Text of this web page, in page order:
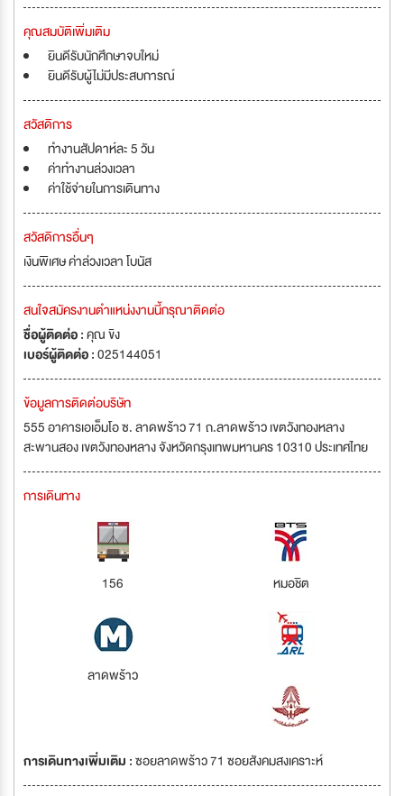
คุณสมบัติเพิ่มเติม
ยินดีรับนักศึกษาจบใหม่
ยินดีรับผู้ไม่มีประสบการณ์
สวัสดิการ
ทำงานสัปดาห์ละ 5 วัน
ค่าทำงานล่วงเวลา
ค่าใช้จ่ายในการเดินทาง
สวัสดิการอื่นๆ
เงินพิเศษ ค่าล่วงเวลา โบนัส
สนใจสมัครงานตำแหน่งงานนี้กรุณาติดต่อ
ชื่อผู้ติดต่อ :คุณ ขิง
เบอร์ผู้ติดต่อ :025144051
ข้อมูลการติดต่อบริษัท
555 อาคารเอเอ็มโอ ซ. ลาดพร้าว 71 ถ.ลาดพร้าว เขตวังทองหลาง
สะพานสอง เขตวังทองหลาง จังหวัดกรุงเทพมหานคร 10310 ประเทศไทย
การเดินทาง
156 หมอชิต
ลาดพร้าว
การเดินทางเพิ่มเติม :ซอยลาดพร้าว 71 ซอยสังคมสงเคราะห์